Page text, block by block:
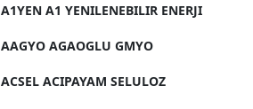
A1YEN A1 YENILENEBILIR ENERJI
AAGYO AGAOGLU GMYO
ACSEL ACIPAYAM SELULOZ